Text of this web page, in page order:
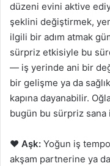
düzeni evini aktive
şeklini değiştirmek,
ilgili bir adım atmak
sürpriz etkisiyle bu
— iş yerinde ani bir
bir gelişme ya da
kapına dayanabilir.
bugün bu sürpriz sana
❤️ Aşk: Yoğun iş
akşam partnerine ya